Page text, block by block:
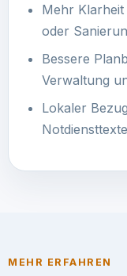
Mehr
oder
Bessere
Verwaltung
Lokaler
Notdiensttexte
MEHR ERFAHREN